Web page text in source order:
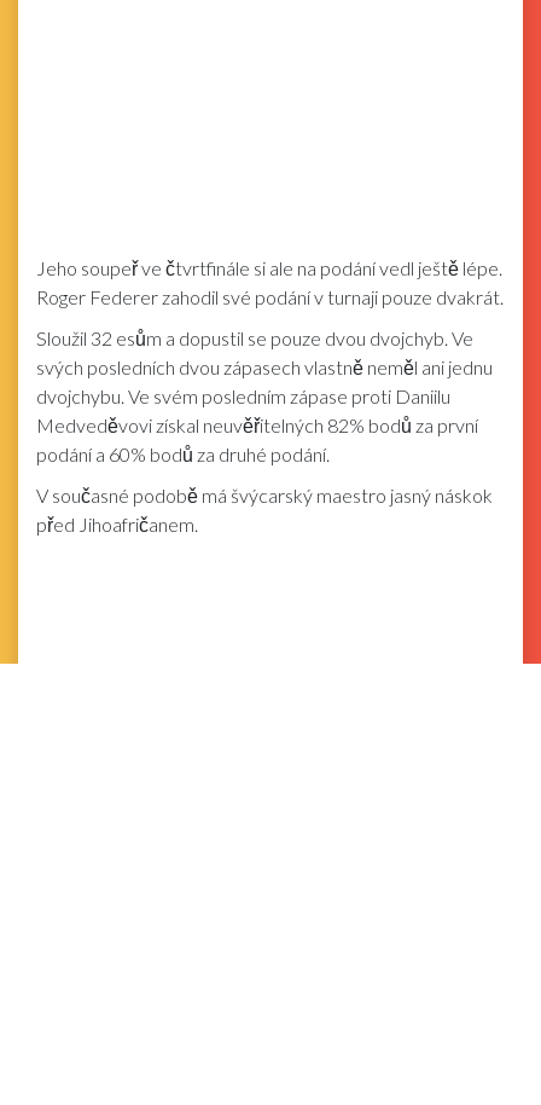
Jeho soupeř ve čtvrtfinále si ale na podání vedl ještě lépe.
Roger Federer zahodil své podání v turnaji pouze dvakrát.
Sloužil 32 esům a dopustil se pouze dvou dvojchyb. Ve
svých posledních dvou zápasech vlastně neměl ani jednu
dvojchybu. Ve svém posledním zápase proti Daniilu
Medveděvovi získal neuvěřitelných 82% bodů za první
podání a 60% bodů za druhé podání.
V současné podobě má švýcarský maestro jasný náskok
před Jihoafričanem.